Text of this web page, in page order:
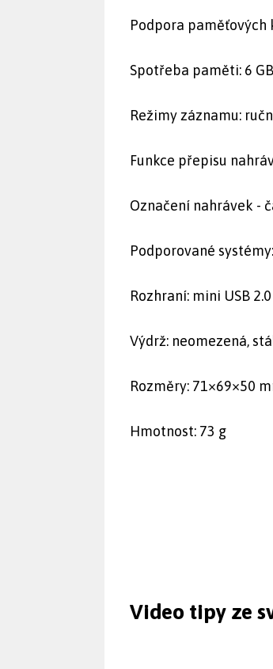
Podpora paměťových
Spotřeba paměti: 6
Režimy záznamu:
Funkce přepisu
Označení nahrávek -
Podporované
Rozhraní: mini USB 2.0
Výdrž: neomezená,
Rozměry: 71×69×50
Hmotnost: 73 g
Video tipy ze